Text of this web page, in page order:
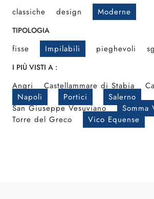
classiche design Moderne
TIPOLOGIA
fisse Impilabili pieghevoli
I PIÙ VISTI A :
Angri Castellammare di Stabia
Napoli
Portici
Salerno
San Giuseppe Vesuviano
Somma
Torre del Greco
Vico Equense